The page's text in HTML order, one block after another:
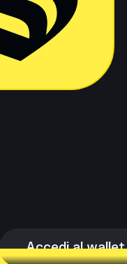
Accedi al wallet